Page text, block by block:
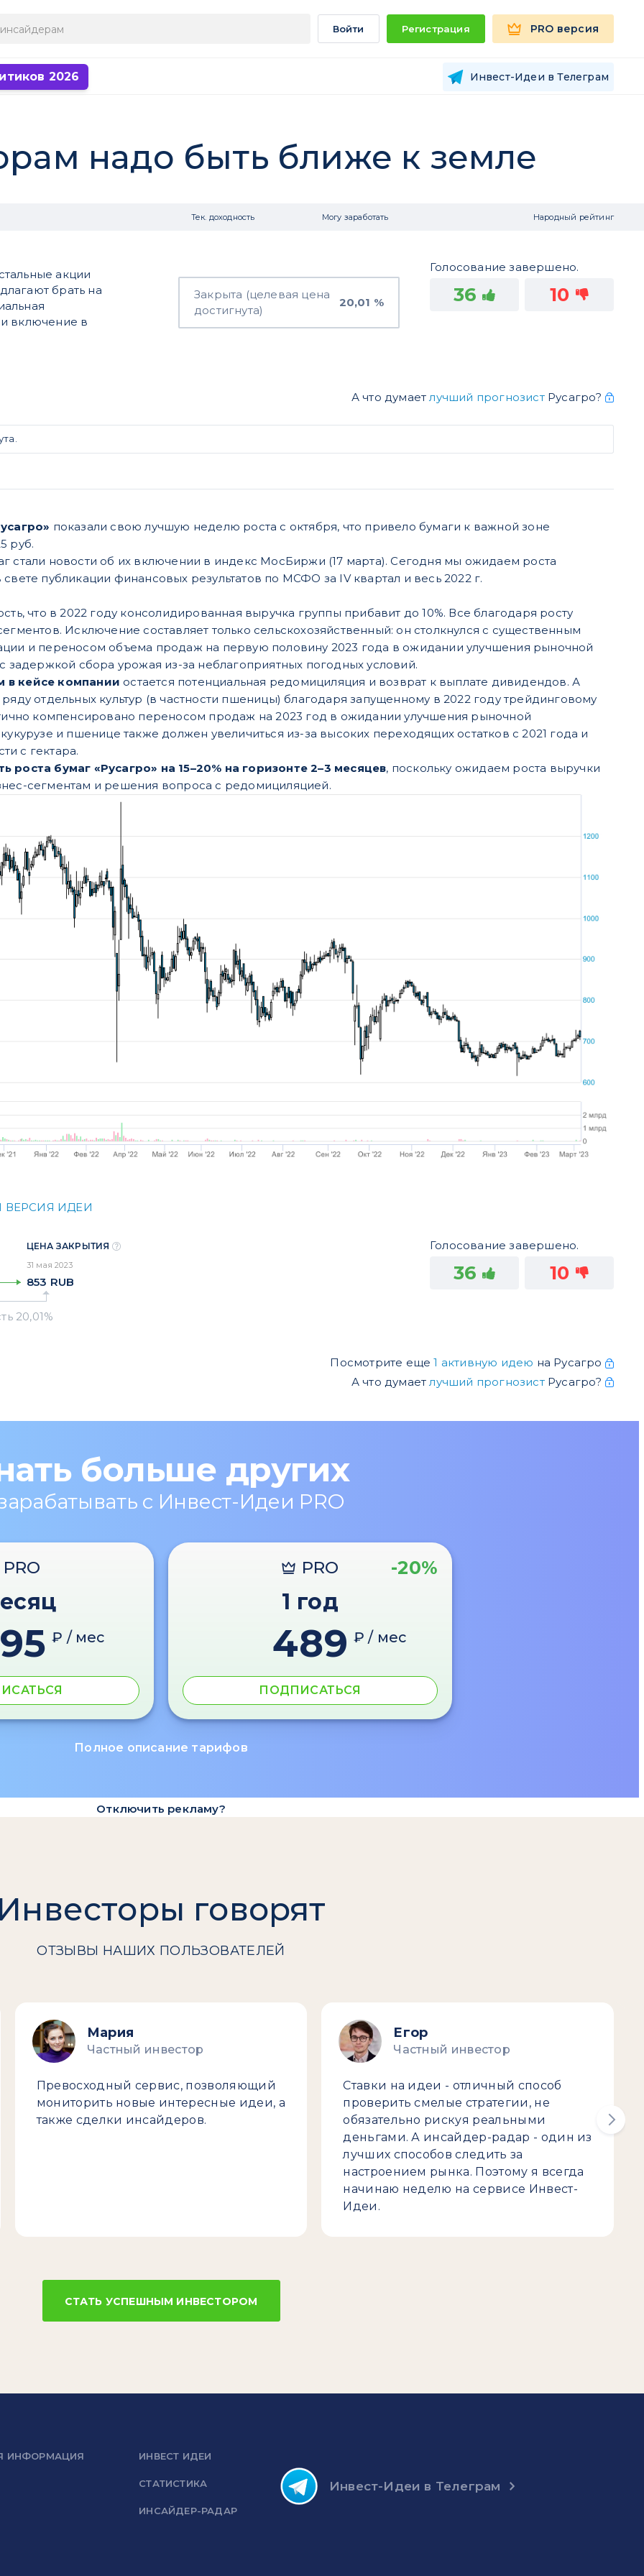
Войти Регистрация PRO версия
2026 Инвест-Идеи в Телеграм
надо быть ближе к земле
Тек. доходность Могу заработать Народный рейтинг
акции
брать на
включение в
Закрыта (целевая цена
достигнута)
20,01 %
Голосование завершено.
36 10
А что думает лучший прогнозистРусагро?
показали свою лучшую неделю роста с октября, что привело бумаги к важной зоне
руб.
стали новости об их включении в индекс МосБиржи (17 марта). Сегодня мы ожидаем роста
публикации финансовых результатов по МСФО за IV квартал и весь 2022 г.
что в 2022 году консолидированная выручка группы прибавит до 10%. Все благодаря росту
Исключение составляет только сельскохозяйственный: он столкнулся с существенным
и переносом объема продаж на первую половину 2023 года в ожидании улучшения рыночной
задержкой сбора урожая из-за неблагоприятных погодных условий.
кейсе компании остается потенциальная редомициляция и возврат к выплате дивидендов. А
отдельных культур (в частности пшеницы) благодаря запущенному в 2022 году трейдинговому
компенсировано переносом продаж на 2023 год в ожидании улучшения рыночной
и пшенице также должен увеличиться из-за высоких переходящих остатков с 2021 года и
с гектара.
роста бумаг «Русагро» на 15–20% на горизонте 2–3 месяцев, поскольку ожидаем роста выручки
сегментам и решения вопроса с редомициляцией.
ИДЕИ
ЦЕНА ЗАКРЫТИЯ
31 мая 2023
853 RUB
Голосование завершено.
36 10
Посмотрите еще1 активную идею на Русагро
А что думает лучший прогнозистРусагро?
больше других
с Инвест-Идеи PRO
PRO
₽ / мес
PRO -20%
1 год
489 ₽ / мес
ПОДПИСАТЬСЯ
Полное описание тарифов
Отключить рекламу?
говорят
ОТЗЫВЫ НАШИХ ПОЛЬЗОВАТЕЛЕЙ
Мария
Частный инвестор
Превосходный сервис, позволяющий
мониторить новые интересные идеи, а
также сделки инсайдеров.
Егор
Частный инвестор
Ставки на идеи - отличный способ
проверить смелые стратегии, не
обязательно рискуя реальными
деньгами. А инсайдер-радар - один из
лучших способов следить за
настроением рынка. Поэтому я всегда
начинаю неделю на сервисе Инвест-
Идеи.
СТАТЬ УСПЕШНЫМ ИНВЕСТОРОМ
Инвест-Идеи в Телеграм
ИНФОРМАЦИЯ ИНВЕСТ ИДЕИ
СТАТИСТИКА
ИНСАЙДЕР-РАДАР